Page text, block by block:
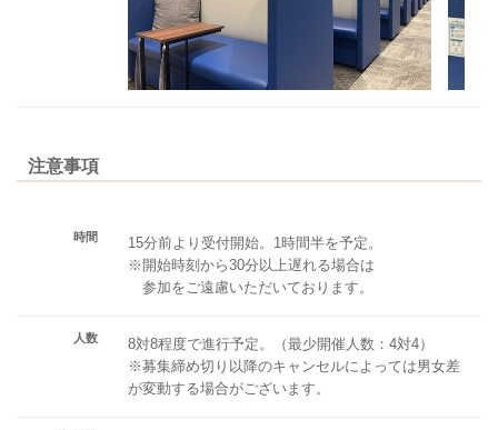
注意事項
時間
15分前より受付開始。1時間半を予定。
※開始時刻から30分以上遅れる場合は
参加をご遠慮いただいております。
人数
8対8程度で進行予定。（最少開催人数：4対4）
※募集締め切り以降のキャンセルによっては男女差
が変動する場合がございます。